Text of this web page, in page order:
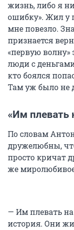
жизнь, либо я
ошибку». Жил у
мне повезло.
признается
«первую
люди с
кто боялся
Там уж было не
«Им плевать
По словам
дружелюбны,
просто кричат
же
— Им плевать
история. Они